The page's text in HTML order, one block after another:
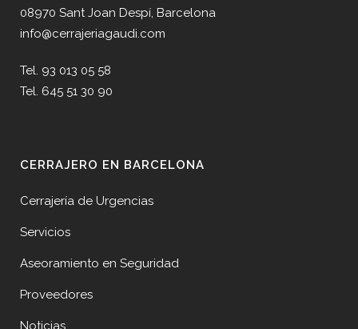
08970 Sant Joan Despí, Barcelona
info@cerrajeriagaudi.com
Tel. 93 013 05 58
Tel. 645 51 30 90
CERRAJERO EN BARCELONA
Cerrajería de Urgencias
Servicios
Aseoramiento en Seguridad
Proveedores
Noticias